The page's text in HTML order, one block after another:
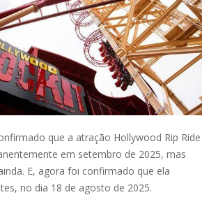
que a atração Hollywood Rip Ride
em setembro de 2025, mas
E, agora foi confirmado que ela
no dia 18 de agosto de 2025.